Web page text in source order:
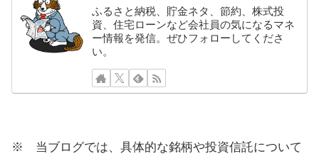
ふるさと納税、貯金ネタ、節約、株式投
資、住宅ローンなど会社員の気になるマネ
ー情報を発信。ぜひフォローしてくださ
い。
※ 当ブログでは、具体的な銘柄や投資信託について